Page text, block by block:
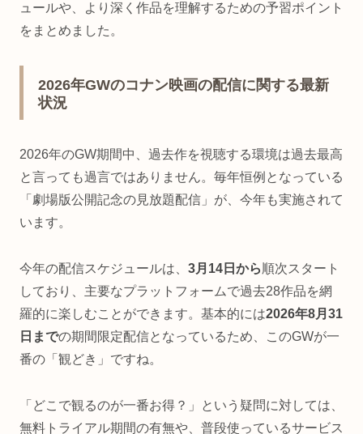
ュールや、より深く作品を理解するための予習ポイント
をまとめました。
2026年GWのコナン映画の配信に関する最新
状況
2026年のGW期間中、過去作を視聴する環境は過去最高
と言っても過言ではありません。毎年恒例となっている
「劇場版公開記念の見放題配信」が、今年も実施されて
います。
今年の配信スケジュールは、 3月14日から順次スタート
しており、主要なプラットフォームで過去28作品を網
羅的に楽しむことができます。基本的には2026年8月31
日までの期間限定配信となっているため、このGWが一
番の「観どき」ですね。
「どこで観るのが一番お得？」という疑問に対しては、
無料トライアル期間の有無や、普段使っているサービス